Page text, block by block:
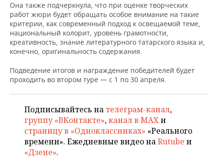
ФИГУРНОЕ КАТАНИЕ
ВОДНЫЕ ВИДЫ СПОРТА
ХОККЕЙ С МЯЧОМ
МЕДИЦИНА
ОБРАЗОВАНИЕ
ПРОИСШЕСТВИЯ
Она также подчеркнула, что при оценке творческих
работ жюри будет обращать особое внимание на такие
критерии, как современный подход к освещаемой теме,
национальный колорит, уровень грамотности,
креативность, знание литературного татарского языка и,
конечно, оригинальность содержания.
Подведение итогов и награждение победителей будет
проходить во втором туре — с 1 по 30 апреля.
Подписывайтесь на телеграм-канал,
группу «ВКонтакте»,канал в MAXи
страницу в «Одноклассниках» «Реального
времени». Ежедневные видео наRutube и
«Дзене».